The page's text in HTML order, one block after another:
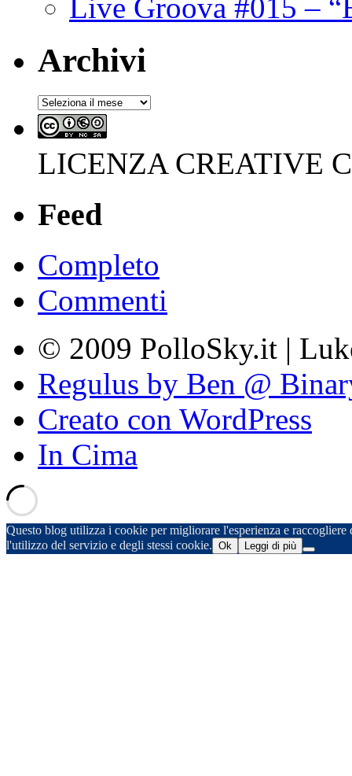
Live Groova #015 –
Archivi
Archivi
LICENZA CREATIVE
Feed
Completo
Commenti
© 2009 PolloSky.it |
Regulus by Ben @
Creato con WordPress
In Cima
Questo blog utilizza i cookie per migliorare l'esperienza e
l'utilizzo del servizio e degli stessi cookie. Ok Leggi di più